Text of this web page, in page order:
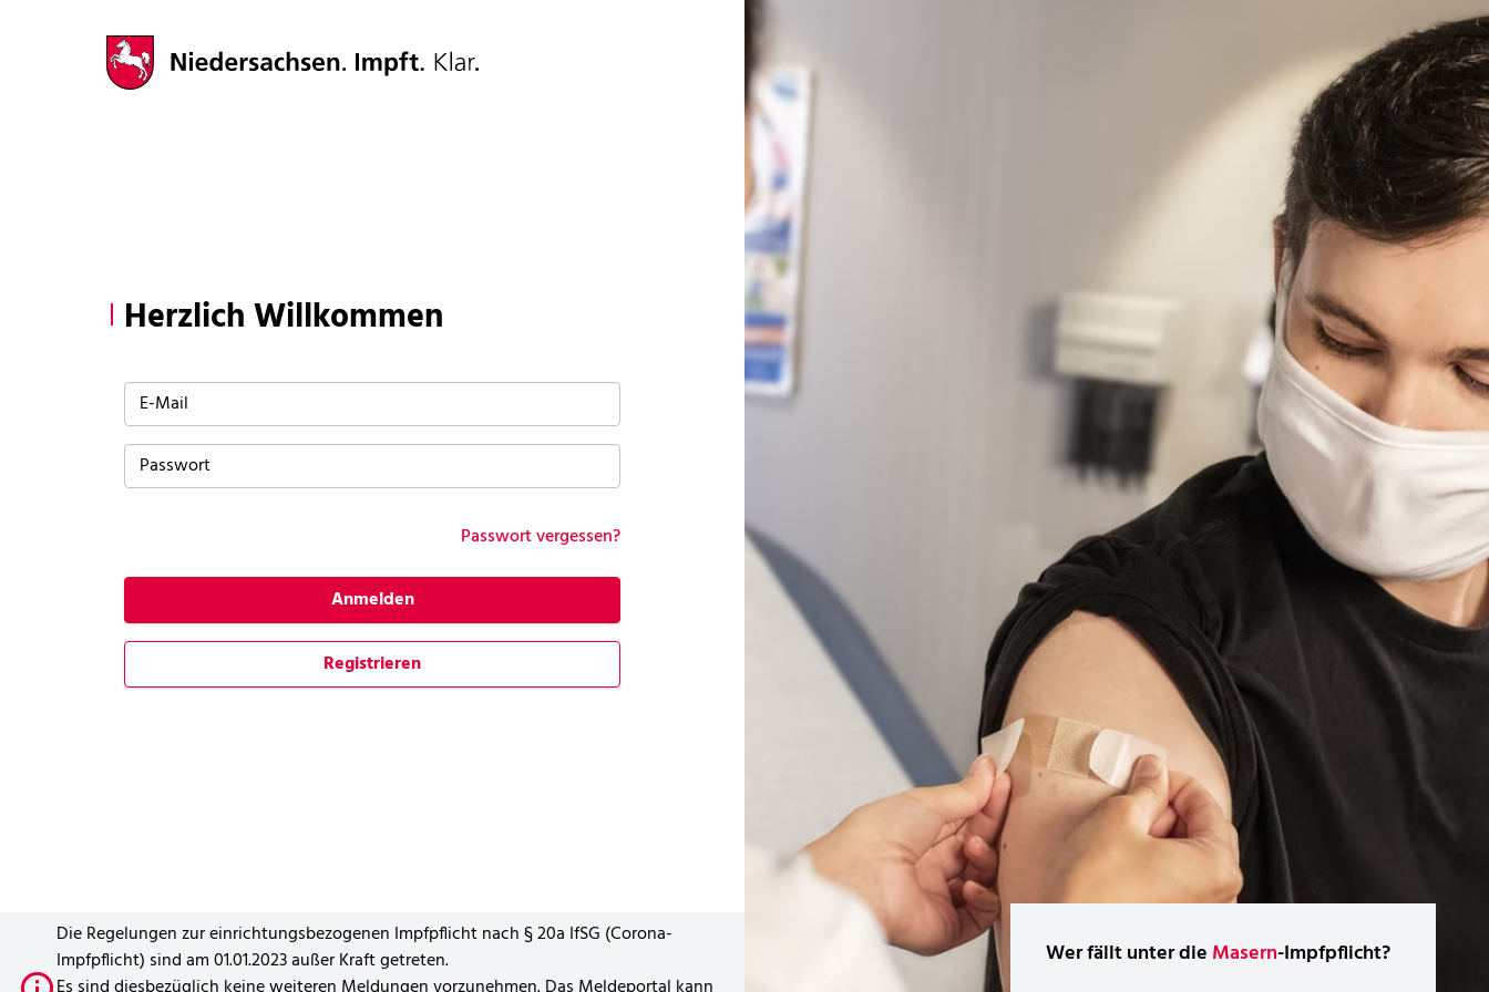
Herzlich Willkommen
E-Mail
Passwort
Passwort vergessen?
Anmelden
Registrieren
Die Regelungen zur einrichtungsbezogenen Impfpflicht nach § 20a IfSG (Corona-
Impfpflicht) sind am 01.01.2023 außer Kraft getreten.
Wer fällt unter die Masern-Impfpflicht?